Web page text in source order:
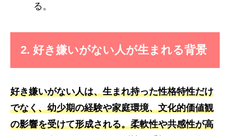
る。
2. 好き嫌いがない人が生まれる背景
好き嫌いがない人は、生まれ持った性格特性だけ
でなく、幼少期の経験や家庭環境、文化的価値観
の影響を受けて形成される。柔軟性や共感性が高